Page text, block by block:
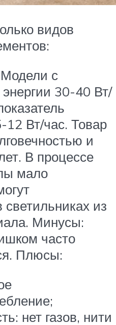
видов
с
30-40 Вт/
12 Вт/час. Товар
и
В процессе
мало
из
Минусы:
часто
Плюсы:
нет газов, нити